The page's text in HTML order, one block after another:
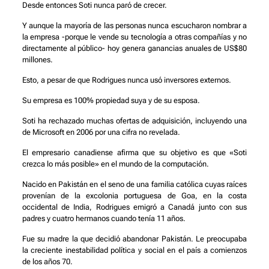
Desde entonces Soti nunca paró de crecer.
Y aunque la mayoría de las personas nunca escucharon nombrar a
la empresa -porque le vende su tecnología a otras compañías y no
directamente al público- hoy genera ganancias anuales de US$80
millones.
Esto, a pesar de que Rodrigues nunca usó inversores externos.
Su empresa es 100% propiedad suya y de su esposa.
Soti ha rechazado muchas ofertas de adquisición, incluyendo una
de Microsoft en 2006 por una cifra no revelada.
El empresario canadiense afirma que su objetivo es que «Soti
crezca lo más posible» en el mundo de la computación.
Nacido en Pakistán en el seno de una familia católica cuyas raíces
provenían de la excolonia portuguesa de Goa, en la costa
occidental de India, Rodrigues emigró a Canadá junto con sus
padres y cuatro hermanos cuando tenía 11 años.
Fue su madre la que decidió abandonar Pakistán. Le preocupaba
la creciente inestabilidad política y social en el país a comienzos
de los años 70.